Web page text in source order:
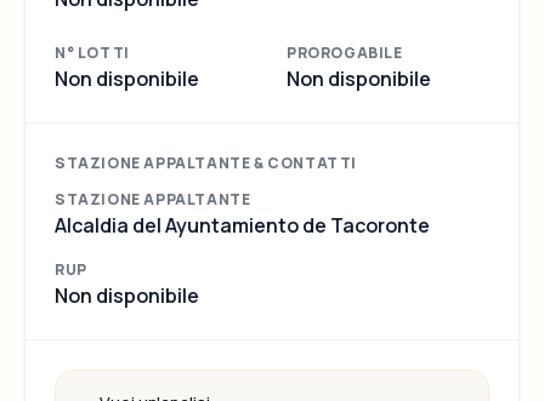
N° LOTTI
Non disponibile
PROROGABILE
Non disponibile
STAZIONE APPALTANTE & CONTATTI
STAZIONE APPALTANTE
Alcaldia del Ayuntamiento de Tacoronte
RUP
Non disponibile